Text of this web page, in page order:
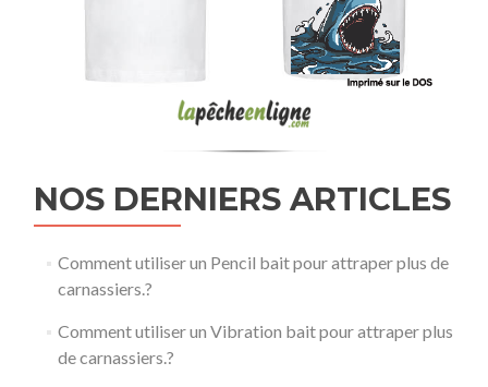
NOS DERNIERS ARTICLES
Comment utiliser un Pencil bait pour attraper plus de
carnassiers.?
Comment utiliser un Vibration bait pour attraper plus
de carnassiers.?